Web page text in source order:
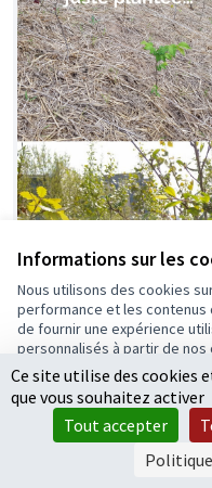
Informations sur les
Nous utilisons des cookies
performance et les
de fournir une expérience
personnalisés à partir de nos
Accepter
Des Forêts
la méthode
Jihen JALLOULI 6
Ce site utilise des cookies
que vous souhaitez activer
Tout accepter